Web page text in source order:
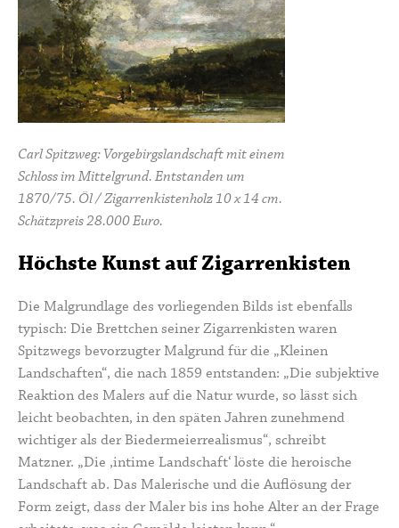
Carl Spitzweg: Vorgebirgslandschaft mit einem
Schloss im Mittelgrund. Entstanden um
1870/75. Öl / Zigarrenkistenholz 10 x 14 cm.
Schätzpreis 28.000 Euro.
Höchste Kunst auf Zigarrenkisten
Die Malgrundlage des vorliegenden Bilds ist ebenfalls
typisch: Die Brettchen seiner Zigarrenkisten waren
Spitzwegs bevorzugter Malgrund für die „Kleinen
Landschaften“, die nach 1859 entstanden: „Die subjektive
Reaktion des Malers auf die Natur wurde, so lässt sich
leicht beobachten, in den späten Jahren zunehmend
wichtiger als der Biedermeierrealismus“, schreibt
Matzner. „Die ,intime Landschaft‘ löste die heroische
Landschaft ab. Das Malerische und die Auflösung der
Form zeigt, dass der Maler bis ins hohe Alter an der Frage